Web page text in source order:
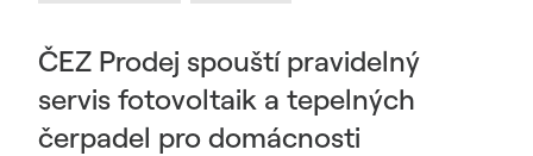
ČEZ Prodej spouští pravidelný
servis fotovoltaik a tepelných
čerpadel pro domácnosti